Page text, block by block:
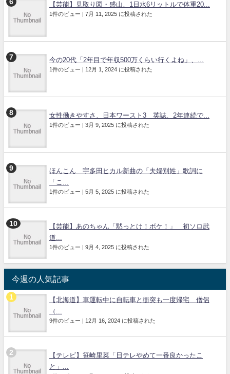
【芸能】見取り図・盛山、1日水6リットルで体重20...
1件のビュー | 7月 11, 2025 に投稿された
今の20代「2年目で年収500万くらい行くよね」、...
1件のビュー | 12月 1, 2024 に投稿された
女性働きやすさ、日本ワースト3 英誌、2年連続で...
1件のビュー | 3月 9, 2025 に投稿された
ほんこん 宇多田ヒカル新曲の「夫婦別姓」歌詞に
「こ...
1件のビュー | 5月 5, 2025 に投稿された
【芸能】あのちゃん「黙っとけ！ボケ！」 初ソロ武
道...
1件のビュー | 9月 4, 2025 に投稿された
今週の人気記事
【北海道】車運転中に自転車と衝突も一度帰宅 僧侶
（...
9件のビュー | 12月 16, 2024 に投稿された
【テレビ】笹崎里菜「日テレやめて一番良かったこ
と」...